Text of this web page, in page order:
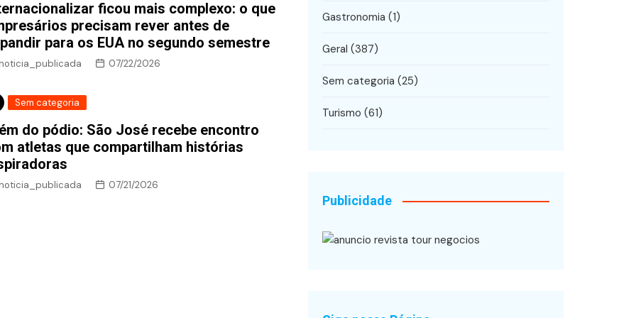
ficou mais complexo: o que
precisam rever antes de
para os EUA no segundo semestre
07/22/2026
Sem categoria
do pódio: São José recebe encontro
atletas que compartilham histórias
07/21/2026
Gastronomia (1)
Geral (387)
Sem categoria (25)
Turismo (61)
Publicidade